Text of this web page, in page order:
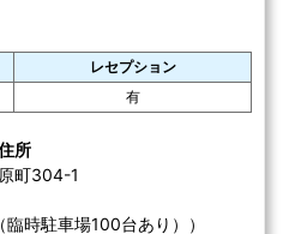
レセプション
有
所
町304-1
時駐車場100台あり））